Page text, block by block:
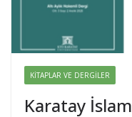
KITAPLAR VE DERGILER
Karatay